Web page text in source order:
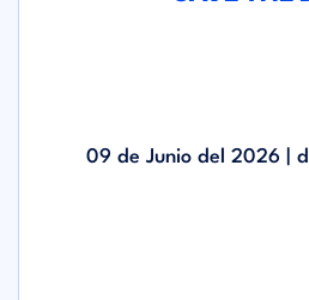
09 de Junio del 2026 |